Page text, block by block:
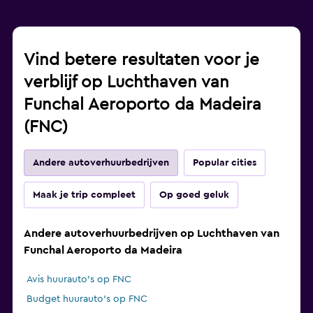
Vind betere resultaten voor je
verblijf op Luchthaven van
Funchal Aeroporto da Madeira
(FNC)
Andere autoverhuurbedrijven Popular cities
Maak je trip compleet Op goed geluk
Andere autoverhuurbedrijven op Luchthaven van
Funchal Aeroporto da Madeira
Avis huurauto's op FNC
Budget huurauto's op FNC